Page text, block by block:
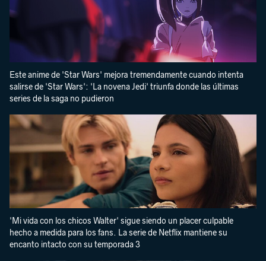
Este anime de 'Star Wars' mejora tremendamente cuando intenta
salirse de 'Star Wars': 'La novena Jedi' triunfa donde las últimas
series de la saga no pudieron
'Mi vida con los chicos Walter' sigue siendo un placer culpable
hecho a medida para los fans. La serie de Netflix mantiene su
encanto intacto con su temporada 3